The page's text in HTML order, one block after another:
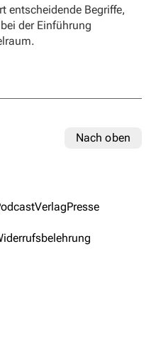
entscheidende Begriffe,
der Einführung
Nach oben
VerlagPresse